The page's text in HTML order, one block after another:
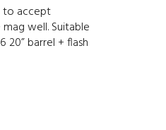
to accept
well. Suitable
20” barrel + flash